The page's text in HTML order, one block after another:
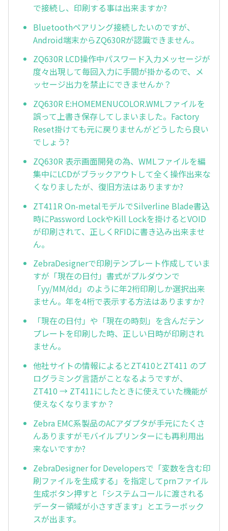
で接続し、印刷する事は出来ますか?
Bluetoothペアリング接続したいのですが、
Android端末からZQ630Rが認識できません。
ZQ630R LCD操作中パスワード入力メッセージが
度々出現して毎回入力に手間が掛かるので、メ
ッセージ出力を禁止にできませんか？
ZQ630R E:HOMEMENUCOLOR.WMLファイルを
誤って上書き保存してしまいました。Factory
Reset掛けても元に戻りませんがどうしたら良い
でしょう?
ZQ630R 表示画面開発の為、WMLファイルを編
集中にLCDがブラックアウトして全く操作出来な
くなりましたが、復旧方法はありますか?
ZT411R On-metalモデルでSilverline Blade書込
時にPassword LockやKill Lockを掛けるとVOID
が印刷されて、正しくRFIDに書き込み出来ませ
ん。
ZebraDesignerで印刷テンプレート作成していま
すが「現在の日付」書式がプルダウンで
「yy/MM/dd」のように年2桁印刷しか選択出来
ません。年を4桁で表示する方法はありますか?
「現在の日付」や「現在の時刻」を含んだテン
プレートを印刷した時、正しい日時が印刷され
ません。
他社サイトの情報によるとZT410とZT411 のプ
ログラミング言語がことなるようですが、
ZT410 → ZT411にしたときに使えていた機能が
使えなくなりますか？
Zebra EMC系製品のACアダプタが手元にたくさ
んありますがモバイルプリンターにも再利用出
来ないですか?
ZebraDesigner for Developersで「変数を含む印
刷ファイルを生成する」を指定してprnファイル
生成ボタン押すと「システムコールに渡される
データー領域が小さすぎます」とエラーボック
スが出ます。